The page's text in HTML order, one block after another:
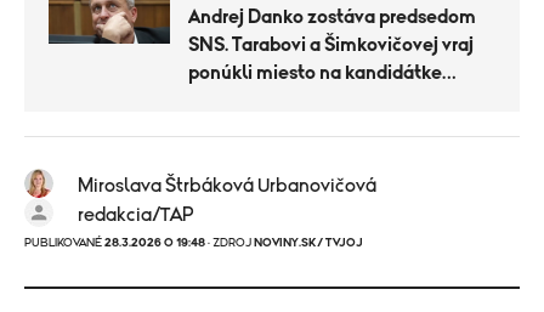
Andrej Danko zostáva predsedom
SNS. Tarabovi a Šimkovičovej vraj
ponúkli miesto na kandidátke
Miroslava Štrbáková Urbanovičová
redakcia/TAP
PUBLIKOVANÉ 28.3.2026 O 19:48 · ZDROJ NOVINY.SK/ TVJOJ